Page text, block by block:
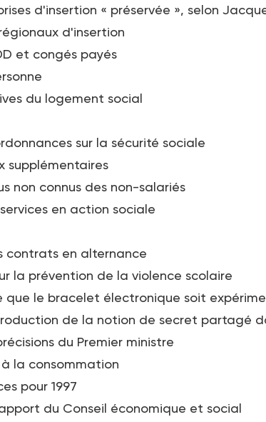
d'insertion « préservée », selon
d'insertion
et congés payés
du logement social
sur la sécurité sociale
supplémentaires
non connus des non-salariés
en action sociale
contrats en alternance
la prévention de la violence scolaire
que le bracelet électronique soit
de la notion de secret partagé
du Premier ministre
la consommation
pour 1997
du Conseil économique et social